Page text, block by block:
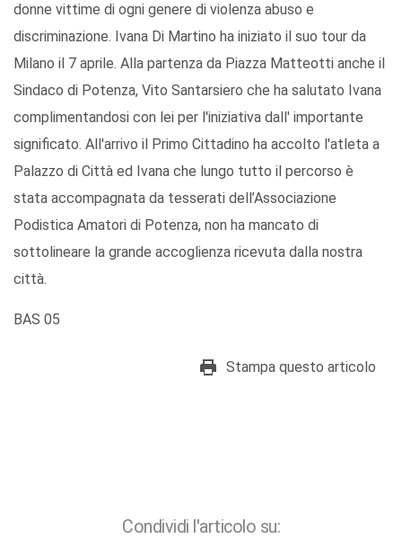
donne vittime di ogni genere di violenza abuso e
discriminazione. Ivana Di Martino ha iniziato il suo tour da
Milano il 7 aprile. Alla partenza da Piazza Matteotti anche il
Sindaco di Potenza, Vito Santarsiero che ha salutato Ivana
complimentandosi con lei per l'iniziativa dall' importante
significato. All'arrivo il Primo Cittadino ha accolto l'atleta a
Palazzo di Città ed Ivana che lungo tutto il percorso è
stata accompagnata da tesserati dell’Associazione
Podistica Amatori di Potenza, non ha mancato di
sottolineare la grande accoglienza ricevuta dalla nostra
città.
BAS 05
Stampa questo articolo
Condividi l'articolo su: